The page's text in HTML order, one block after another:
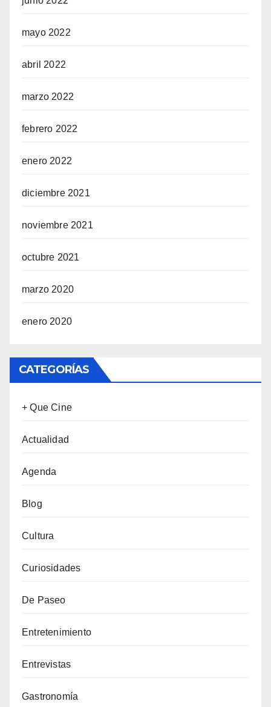
mayo 2022
abril 2022
marzo 2022
febrero 2022
enero 2022
diciembre 2021
noviembre 2021
octubre 2021
marzo 2020
enero 2020
CATEGORÍAS
+ Que Cine
Actualidad
Agenda
Blog
Cultura
Curiosidades
De Paseo
Entretenimiento
Entrevistas
Gastronomía